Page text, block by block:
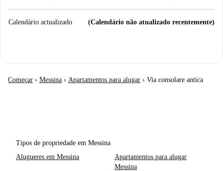
Calendário actualizado (Calendário não atualizado recentemente)
Começar › Messina › Apartamentos para alugar › Via consolare antica
Tipos de propriedade em Messina
Alugueres em Messina
Apartamentos para alugar
Messina